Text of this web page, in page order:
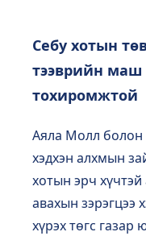
Себу хотын
тээврийн маш
тохиромжтой
Аяла Молл болон
хэдхэн алхмын
хотын эрч
авахын зэрэгцээ
хүрэх төгс газар